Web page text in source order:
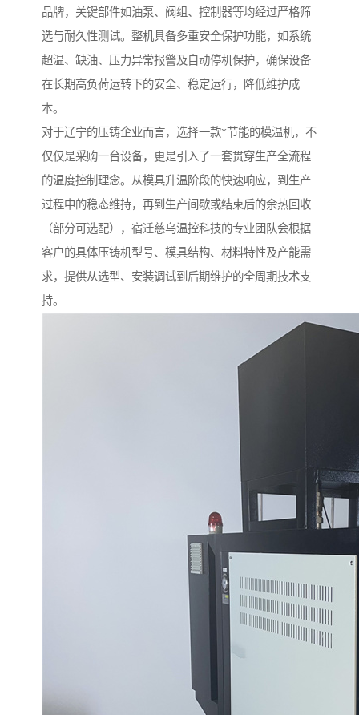
品牌，关键部件如油泵、阀组、控制器等均经过严格筛
选与耐久性测试。整机具备多重安全保护功能，如系统
超温、缺油、压力异常报警及自动停机保护，确保设备
在长期高负荷运转下的安全、稳定运行，降低维护成
本。
对于辽宁的压铸企业而言，选择一款*节能的模温机，不
仅仅是采购一台设备，更是引入了一套贯穿生产全流程
的温度控制理念。从模具升温阶段的快速响应，到生产
过程中的稳态维持，再到生产间歇或结束后的余热回收
（部分可选配），宿迁慈乌温控科技的专业团队会根据
客户的具体压铸机型号、模具结构、材料特性及产能需
求，提供从选型、安装调试到后期维护的全周期技术支
持。